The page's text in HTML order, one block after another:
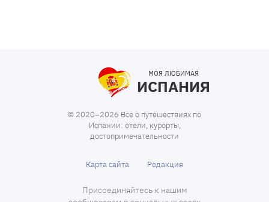
МОЯ ЛЮБИМАЯ
ИСПАНИЯ
© 2020–2026 Все о путешествиях по
Испании: отели, курорты,
достопримечательности
Карта сайта Редакция
Присоединяйтесь к нашим